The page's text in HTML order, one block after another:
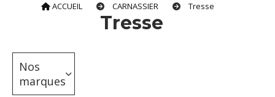
ACCUEIL CARNASSIER Tresse
Tresse
Nos
marques